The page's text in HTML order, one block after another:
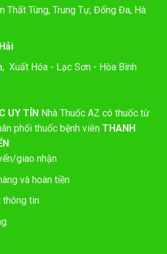
Thất Tùng, Trung Tự, Đống Đa, Hà
Xuất Hóa - Lạc Sơn - Hòa Bình
UY TÍN Nhà Thuốc AZ có thuốc từ
phối thuốc bệnh viên THANH
giao nhận
và hoàn tiền
thông tin